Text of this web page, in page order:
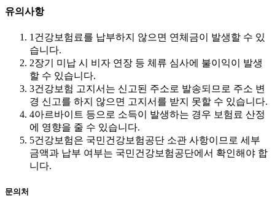
유의사항
1 건강보험료를 납부하지 않으면 연체금이 발생할 수 있
습니다.
2장기 미납 시 비자 연장 등 체류 심사에 불이익이 발생
할 수 있습니다.
3건강보험 고지서는 신고된 주소로 발송되므로 주소 변
경 신고를 하지 않으면 고지서를 받지 못할 수 있습니다.
4아르바이트 등으로 소득이 발생하는 경우 보험료 산정
에 영향을 줄 수 있습니다.
5건강보험은 국민건강보험공단 소관 사항이므로 세부
금액과 납부 여부는 국민건강보험공단에서 확인해야 합
니다.
문의처